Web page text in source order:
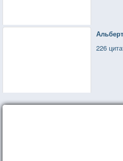
226